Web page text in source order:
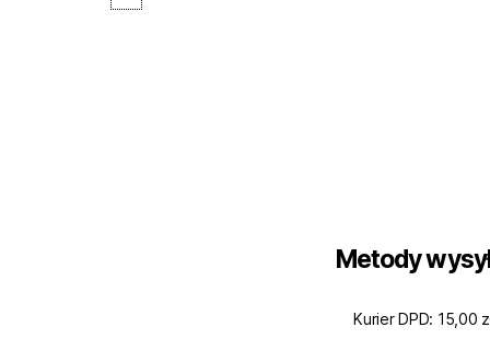
Metody
Kurier DPD: 15,00